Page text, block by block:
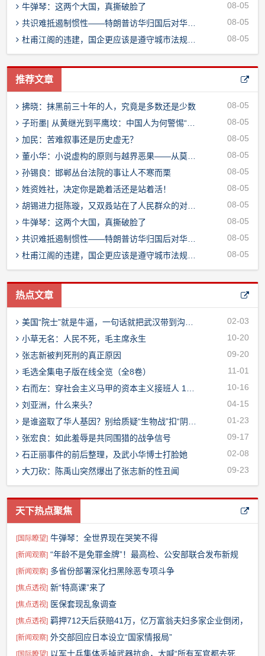
08-05
牛弹琴：这两个大国，真撕破脸了
08-05
共识难抵遏制惯性——特朗普访华归国后对华政策转向深度观察
08-05
杜甫江阁的违建，国企更应该是遵守城市法规的表率
推荐文章
08-05
拂晓：抹黑前三十年的人，究竟是多数还是少数
08-05
子珩墨| 从黄继光到平鹰坟：中国人为何警惕“极端动保”？
08-05
加民：苦难叙事还是历史虚无？
08-05
董小华：小说虚构的原则与越界恶果——从莫言“不负责再现历史”说起
08-05
孙锡良：邯郸丛台法院的事让人不寒而栗
08-05
姓资姓社，决定你是跪着活还是站着活！
08-05
胡锡进力挺陈璇，又双叒站在了人民群众的对立面上
08-05
牛弹琴：这两个大国，真撕破脸了
08-05
共识难抵遏制惯性——特朗普访华归国后对华政策转向深度观察
08-05
杜甫江阁的违建，国企更应该是遵守城市法规的表率
热点文章
02-03
美国“院士”就是牛逼，一句话就把武汉带到沟里了！
10-20
小草无名：人民不死，毛主席永生
09-20
张志新被判死刑的真正原因
11-01
毛选全集电子版在线全览（全8卷）
10-16
右而左：穿社会主义马甲的资本主义接班人 1966-1976（2）
04-15
刘亚洲，什么来头？
01-23
是谁盗取了华人基因？别给质疑“生物战”扣“阴谋论”帽子！
09-17
张宏良：如此羞辱是共同围猎的战争信号
02-08
石正丽事件的前后整理，及武小华博士打脸她
09-23
大刀砍：陈禹山突然爆出了张志新的性丑闻
天下热点聚焦
[国际瞭望] 牛弹琴：全世界现在哭笑不得
[新闻观察] “年龄不是免罪金牌”！最高检、公安部联合发布新规
[新闻观察] 多省份部署深化扫黑除恶专项斗争
[焦点透视] 新“特高课”来了
[焦点透视] 医保套现乱象调查
[焦点透视] 羁押712天后获赔41万，亿万富翁夫妇多家企业倒闭，
靠打零工为生
[新闻观察] 外交部回应日本设立“国家情报局”
[国际瞭望] 以军士兵集体丢掉武器抗命，大喊“所有军官都去死